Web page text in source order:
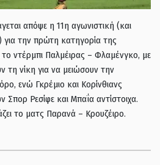
απόψε η 11η αγωνιστική (και
για την πρώτη κατηγορία της
το ντέρμπι Παλμέιρας – Φλαμένγκο, με
τη νίκη για να μειώσουν την
ενώ Γκρέμιο και Κορίνθιανς
Σπορ Ρεσίφε και Μπαΐα αντίστοιχα.
το ματς Παρανά – Κρουζέιρο.